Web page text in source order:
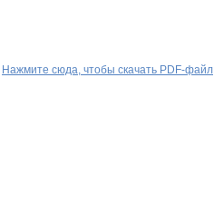
Нажмите сюда, чтобы скачать PDF-файл